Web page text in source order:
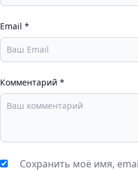
Email *
Комментарий *
Сохранить моё имя,